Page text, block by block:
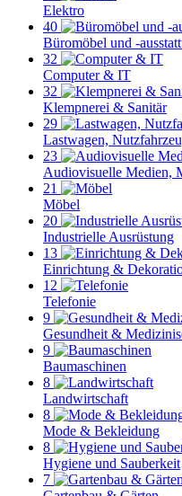
Elektro
40
Büromöbel und -
32
Computer & IT
32
Klempnerei & Sanitär
29
Lastwagen,
23
Audiovisuelle Medien,
21
Möbel
20
Industrielle Ausrüstung
13
Einrichtung &
12
Telefonie
9
Gesundheit &
9
Baumaschinen
8
Landwirtschaft
8
Mode & Bekleidung
8
Hygiene und Sauberkeit
7